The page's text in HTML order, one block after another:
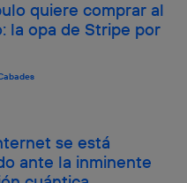
quiere comprar al
la opa de Stripe por
se está
ante la inminente